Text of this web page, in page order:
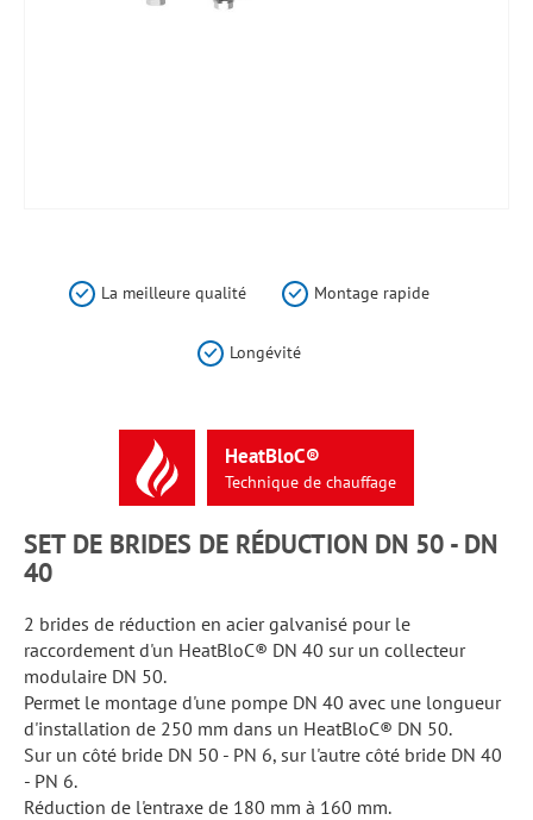
La meilleure qualité Montage rapide
Longévité
HeatBloC®
Technique de chauffage
SET DE BRIDES DE RÉDUCTION DN 50 - DN
40
2 brides de réduction en acier galvanisé pour le
raccordement d'un HeatBloC® DN 40 sur un collecteur
modulaire DN 50.
Permet le montage d'une pompe DN 40 avec une longueur
d'installation de 250 mm dans un HeatBloC® DN 50.
Sur un côté bride DN 50 - PN 6, sur l'autre côté bride DN 40
- PN 6.
Réduction de l'entraxe de 180 mm à 160 mm.